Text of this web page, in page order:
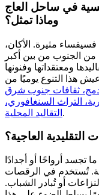
في ساحل العاج
وماذا تمثل؟
60 عرقًا، تشكل فسيفساء مثيرة. الأكان،
من الجنوب من بين أكبر
ومعتقداتها وفنونها
هذا التنوع يوميًا من
ثقافات جنوب شرق
التراث السنغافوري،
التقاليد المحلية .
التقليدية العاجية؟
تجسد أرواحًا أو أجدادًا
تُستخدم في الرقصات
أو تُبادر الشباب.